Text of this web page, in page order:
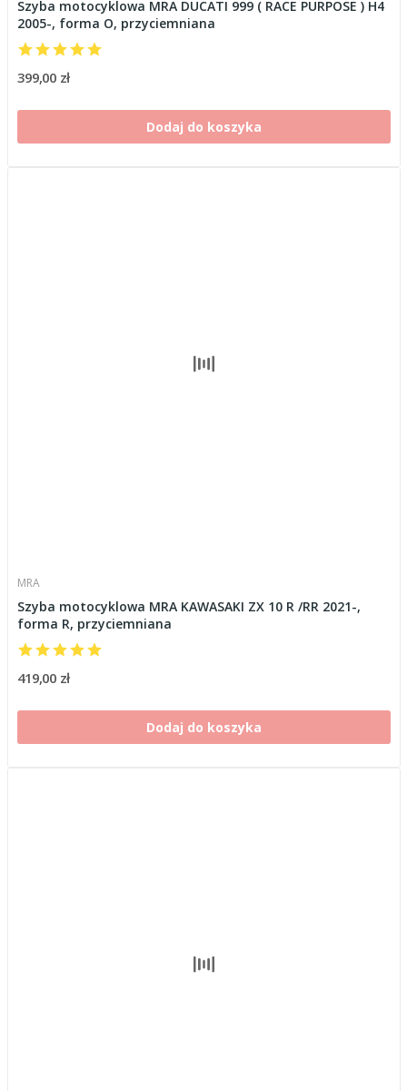
Szyba motocyklowa MRA DUCATI 999 ( RACE PURPOSE ) H4
2005-, forma O, przyciemniana
399,00 zł
Dodaj do koszyka
MRA
Szyba motocyklowa MRA KAWASAKI ZX 10 R /RR 2021-,
forma R, przyciemniana
419,00 zł
Dodaj do koszyka